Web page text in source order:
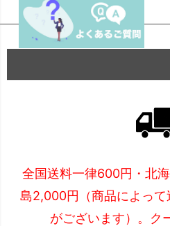
全国送料一律600円・北
島2,000円（商品によっ
がございます）。ク